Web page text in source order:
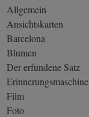
Allgemein
Ansichtskarten
Barcelona
Blumen
Der erfundene Satz
Erinnerungsmaschine
Film
Foto